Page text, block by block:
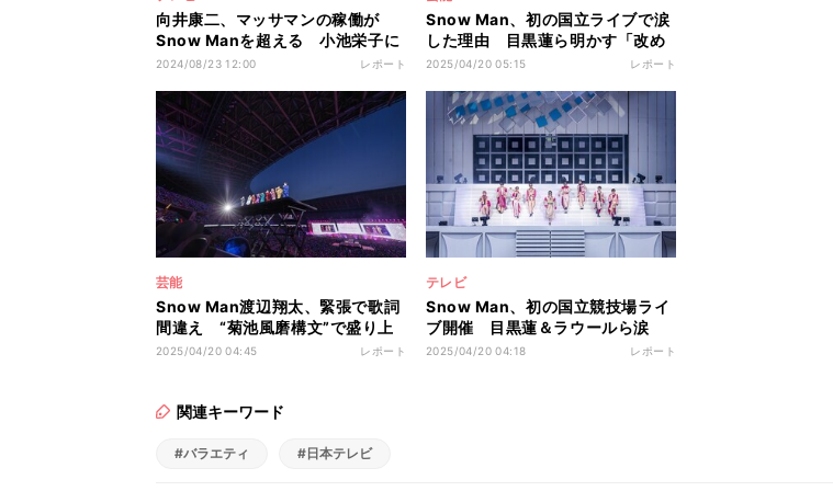
向井康二、マッサマンの稼働が
Snow Manを超える 小池栄子に
母目線で見守られ…今後の野望も
2024/08/23 12:00 レポート
Snow Man、初の国立ライブで涙
した理由 目黒蓮ら明かす「改め
てファンの皆さんを見たとき
2025/04/20 05:15 レポート
芸能
Snow Man渡辺翔太、緊張で歌詞
間違え “菊池風磨構文”で盛り上
がる「歌詞はね、入れとかない
2025/04/20 04:45 レポート
テレビ
Snow Man、初の国立競技場ライ
ブ開催 目黒蓮＆ラウールら涙
「連れてきてくれてありがとう」
2025/04/20 04:18 レポート
関連キーワード
#バラエティ #日本テレビ